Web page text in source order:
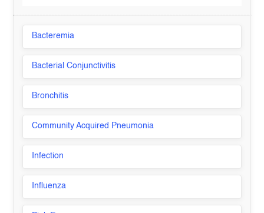
Bacteremia
Bacterial Conjunctivitis
Bronchitis
Community Acquired Pneumonia
Infection
Influenza